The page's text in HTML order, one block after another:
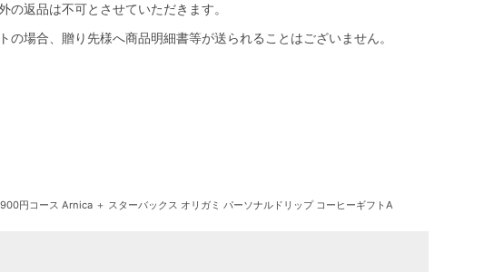
の返品は不可とさせていただきます。
の場合、贈り先様へ商品明細書等が送られることはございません。
円コース Arnica ＋ スターバックス オリガミ パーソナルドリップ コーヒーギフトA